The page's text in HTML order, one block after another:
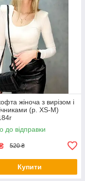
жіноча з вирізом і
(р. XS-M)
до відправки
520 ₴
Купити